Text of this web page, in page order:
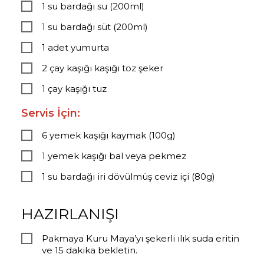
1 su bardağı su (200ml)
1 su bardağı süt (200ml)
1 adet yumurta
2 çay kaşığı kaşığı toz şeker
1 çay kaşığı tuz
Servis İçin:
6 yemek kaşığı kaymak (100g)
1 yemek kaşığı bal veya pekmez
1 su bardağı iri dövülmüş ceviz içi (80g)
HAZIRLANIŞI
Pakmaya Kuru Maya’yı şekerli ılık suda eritin
ve 15 dakika bekletin.